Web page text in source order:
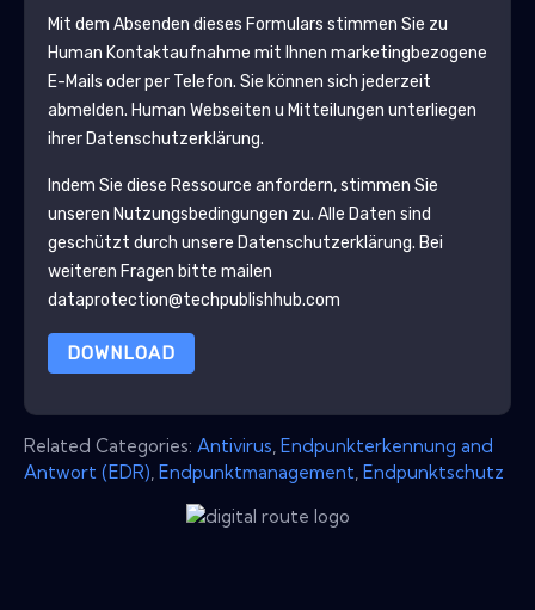
Mit dem Absenden dieses Formulars stimmen Sie zu
Human Kontaktaufnahme mit Ihnen marketingbezogene
E-Mails oder per Telefon. Sie können sich jederzeit
abmelden. Human Webseiten u Mitteilungen unterliegen
ihrer Datenschutzerklärung.
Indem Sie diese Ressource anfordern, stimmen Sie
unseren Nutzungsbedingungen zu. Alle Daten sind
geschützt durch unsere Datenschutzerklärung. Bei
weiteren Fragen bitte mailen
dataprotection@techpublishhub.com
DOWNLOAD
Related Categories: Antivirus Endpunkterkennung and
Antwort (EDR) Endpunktmanagement Endpunktschutz